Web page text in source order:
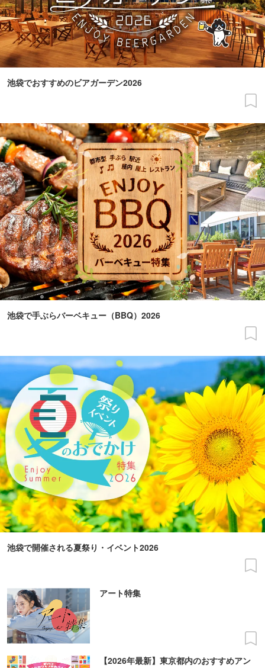
池袋でおすすめのビアガーデン2026
池袋で手ぶらバーベキュー（BBQ）2026
池袋で開催される夏祭り・イベント2026
アート特集
【2026年最新】東京都内のおすすめアン